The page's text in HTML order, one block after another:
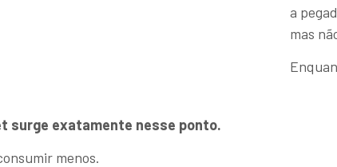
a
mas
surge exatamente nesse ponto.
menos.